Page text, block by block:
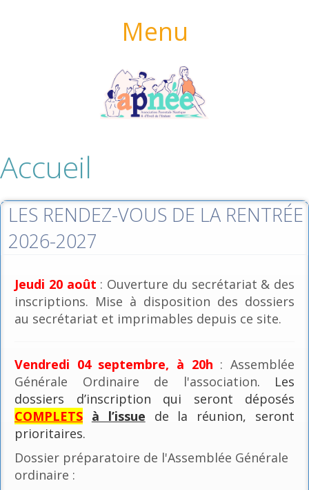
Menu
Accueil
LES RENDEZ-VOUS DE LA RENTRÉE
2026-2027
Jeudi 20 août : Ouverture du secrétariat & des
inscriptions. Mise à disposition des dossiers
au secrétariat et imprimables depuis ce site.
Vendredi 04 septembre, à 20h : Assemblée
Générale Ordinaire de l'association. Les
dossiers d’inscription qui seront déposés
COMPLETS à l’issue de la réunion, seront
prioritaires.
Dossier préparatoire de l'Assemblée Générale
ordinaire :